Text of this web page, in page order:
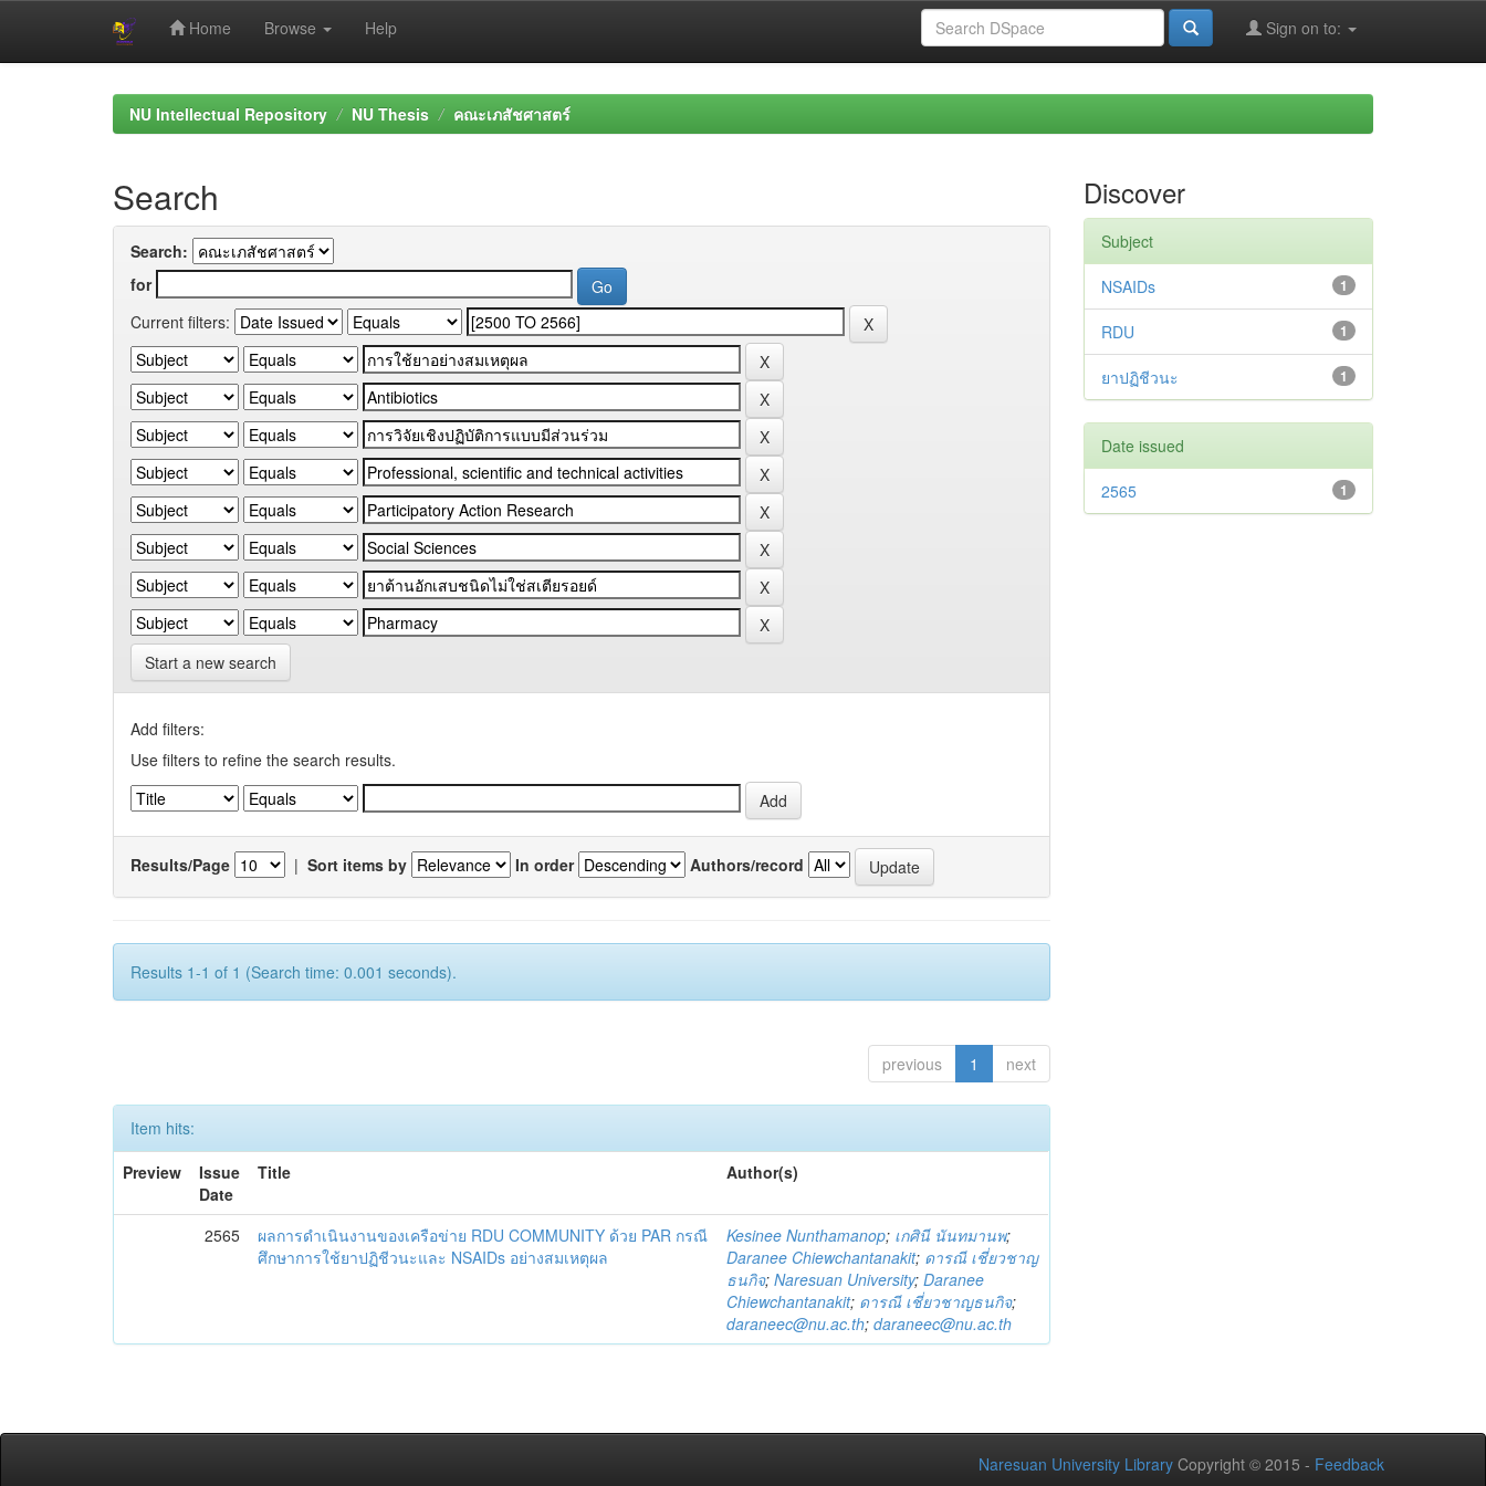
Home Browse Help Sign on to:
NU Intellectual Repository NU Thesis คณะเภสัชศาสตร์
Search
Search:
for
Current filters:
Start a new search
Add filters:
Use filters to refine the search results.
Results/Page | Sort items by In order Authors/record
Results 1-1 of 1 (Search time: 0.001 seconds).
previous 1 next
Item hits:
Preview
Issue
Date
Title Author(s)
2565
ผลการดำเนินงานของเครือข่าย RDU COMMUNITY ด้วย PAR กรณี
ศึกษาการใช้ยาปฏิชีวนะและ NSAIDs อย่างสมเหตุผล
Kesinee Nunthamanop; เกศินี นันทมานพ;
Daranee Chiewchantanakit; ดารณี เชี่ยวชาญ
ธนกิจ;Naresuan University;Daranee
Chiewchantanakit; ดารณี เชี่ยวชาญธนกิจ;
daraneec@nu.ac.th;daraneec@nu.ac.th
Discover
Subject
1
NSAIDs
1
RDU
1
ยาปฏิชีวนะ
Date issued
1
2565
Naresuan University Library Copyright © 2015 - Feedback